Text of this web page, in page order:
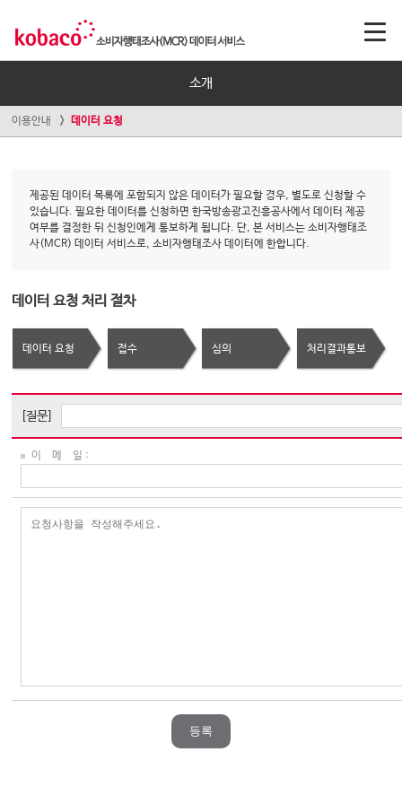
소개
이용안내 데이터 요청
제공된 데이터 목록에 포함되지 않은 데이터가 필요할 경우, 별도로 신청할 수
있습니다. 필요한 데이터를 신청하면 한국방송광고진흥공사에서 데이터 제공
여부를 결정한 뒤 신청인에게 통보하게 됩니다. 단, 본 서비스는 소비자행태조
사(MCR) 데이터 서비스로, 소비자행태조사 데이터에 한합니다.
데이터 요청 처리 절차
데이터 요청 접수 심의 처리결과통보
[질문]
이 메 일 :
등록